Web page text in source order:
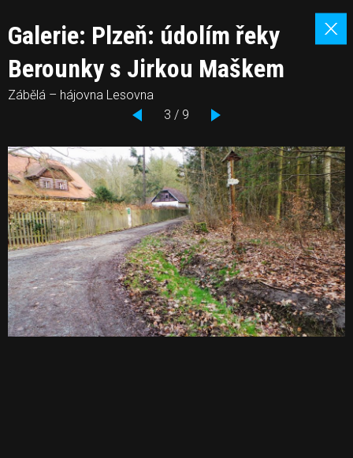
Galerie: Plzeň: údolím řeky
Berounky s Jirkou Maškem
Zábělá – hájovna Lesovna
3 / 9